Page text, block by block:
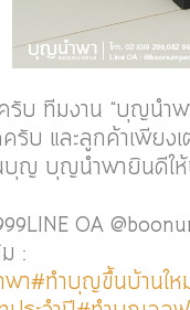
รับ ทีมงาน “บุญนำ
รับ และลูกค้าเพีย
ญ บุญนำพายินดีใ
OA
:
า#ทำบุญขึ้นบ้านใ